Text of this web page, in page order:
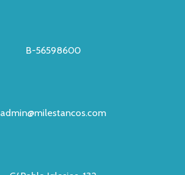
B-56598600
admin@milestancos.com